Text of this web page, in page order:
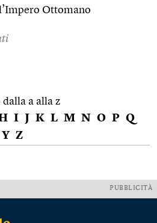
Ottomano
a alla z
I J K L M N O P Q
Y Z
PUBBLICITÀ